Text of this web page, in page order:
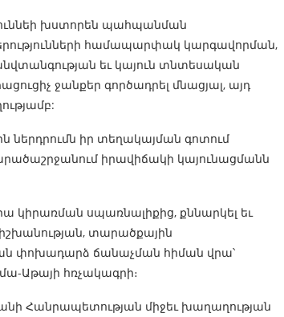
խստորեն պահպանման
համապարփակ կարգավորման,
եւ կայուն տնտեսական
ջանքեր գործադրել մնացյալ, այդ
իր տեղակայման գոտում
իրավիճակի կայունացմանն
կիրառման սպառնալիքից, քննարկել եւ
տարածքային
փոխադարձ ճանաչման հիման վրա՝
Աթայի հռչակագրի։
Հանրապետության միջեւ խաղաղության